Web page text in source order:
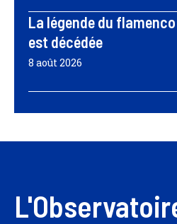
La légende du
est décédée
8 août 2026